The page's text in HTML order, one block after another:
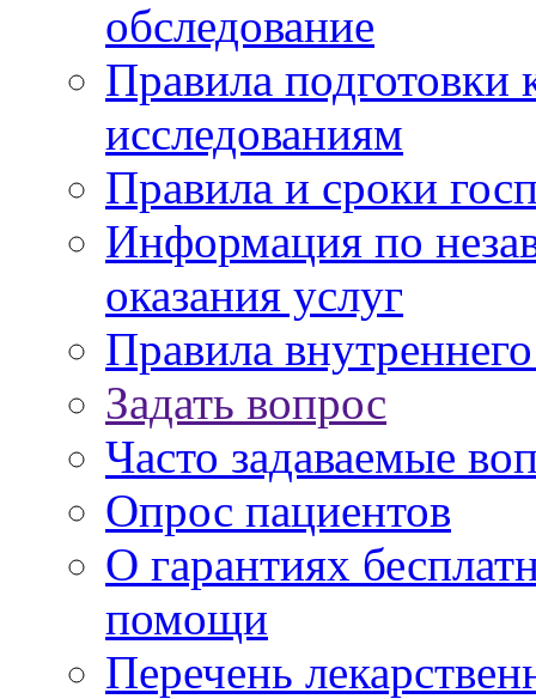
обследование
Правила подготовки
исследованиям
Правила и сроки
Информация по
оказания услуг
Правила
Задать вопрос
Часто задаваемые
Опрос пациентов
О гарантиях
помощи
Перечень